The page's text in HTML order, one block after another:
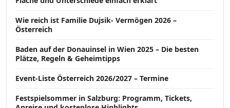
Wie reich ist Familie Dujsik- Vermögen 2026 –
Österreich
Baden auf der Donauinsel in Wien 2025 – Die besten
Plätze, Regeln & Geheimtipps
Event-Liste Österreich 2026/2027 – Termine
Festspielsommer in Salzburg: Programm, Tickets,